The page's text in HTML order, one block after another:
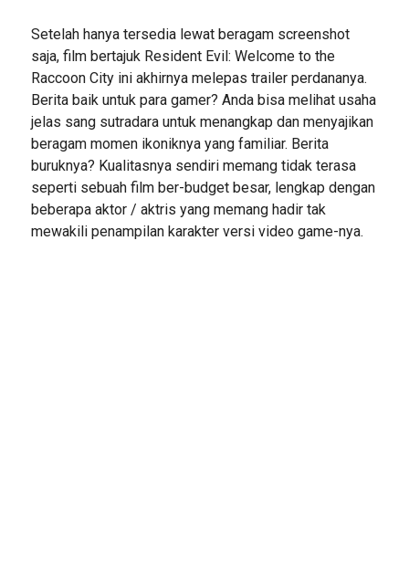
Setelah hanya tersedia lewat beragam screenshot
saja, film bertajuk Resident Evil: Welcome to the
Raccoon City ini akhirnya melepas trailer perdananya.
Berita baik untuk para gamer? Anda bisa melihat usaha
jelas sang sutradara untuk menangkap dan menyajikan
beragam momen ikoniknya yang familiar. Berita
buruknya? Kualitasnya sendiri memang tidak terasa
seperti sebuah film ber-budget besar, lengkap dengan
beberapa aktor / aktris yang memang hadir tak
mewakili penampilan karakter versi video game-nya.